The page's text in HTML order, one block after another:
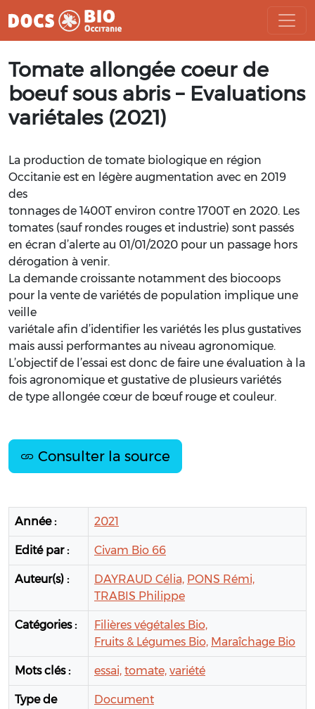
au
contenu
Tomate allongée coeur de
boeuf sous abris – Evaluations
variétales (2021)
La production de tomate biologique en région
Occitanie est en légère augmentation avec en 2019
des
tonnages de 1400T environ contre 1700T en 2020. Les
tomates (sauf rondes rouges et industrie) sont passés
en écran d’alerte au 01/01/2020 pour un passage hors
dérogation à venir.
La demande croissante notamment des biocoops
pour la vente de variétés de population implique une
veille
variétale afin d’identifier les variétés les plus gustatives
mais aussi performantes au niveau agronomique.
L’objectif de l’essai est donc de faire une évaluation à la
fois agronomique et gustative de plusieurs variétés
de type allongée cœur de bœuf rouge et couleur.
Consulter la source
Année : 2021
Edité par : Civam Bio 66
Auteur(s) : DAYRAUD Célia, PONS Rémi,
TRABIS Philippe
Catégories :
Filières végétales Bio,
Fruits & Légumes Bio, Maraîchage Bio
Mots clés : essai, tomate, variété
Type de
Document